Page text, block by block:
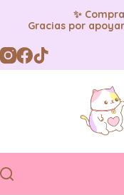
✨
Gracias por
Saltar
al
contenido